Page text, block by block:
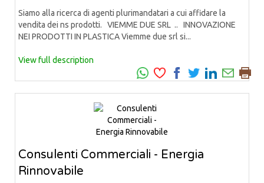
Siamo alla ricerca di agenti plurimandatari a cui affidare la
vendita dei ns prodotti. VIEMME DUE SRL .. INNOVAZIONE
NEI PRODOTTI IN PLASTICA Viemme due srl si...
View full description
Consulenti Commerciali - Energia
Rinnovabile